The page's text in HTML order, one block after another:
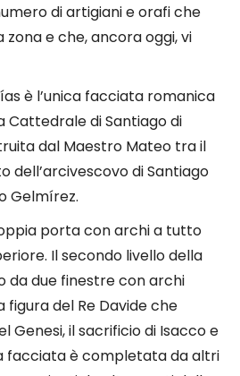
di artigiani e orafi che
e che, ancora oggi, vi
è l’unica facciata romanica
Cattedrale di Santiago di
dal Maestro Mateo tra il
dell’arcivescovo di Santiago
Gelmírez.
porta con archi a tutto
Il secondo livello della
da due finestre con archi
figura del Re Davide che
Genesi, il sacrificio di Isacco e
facciata è completata da altri